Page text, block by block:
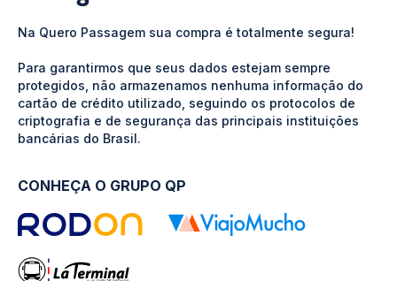
Na Quero Passagem sua compra é totalmente segura!
Para garantirmos que seus dados estejam sempre
protegidos, não armazenamos nenhuma informação do
cartão de crédito utilizado, seguindo os protocolos de
criptografia e de segurança das principais instituições
bancárias do Brasil.
CONHEÇA O GRUPO QP